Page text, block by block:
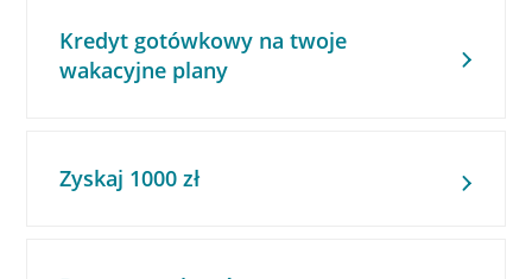
Kredyt gotówkowy na twoje
wakacyjne plany
Zyskaj 1000 zł